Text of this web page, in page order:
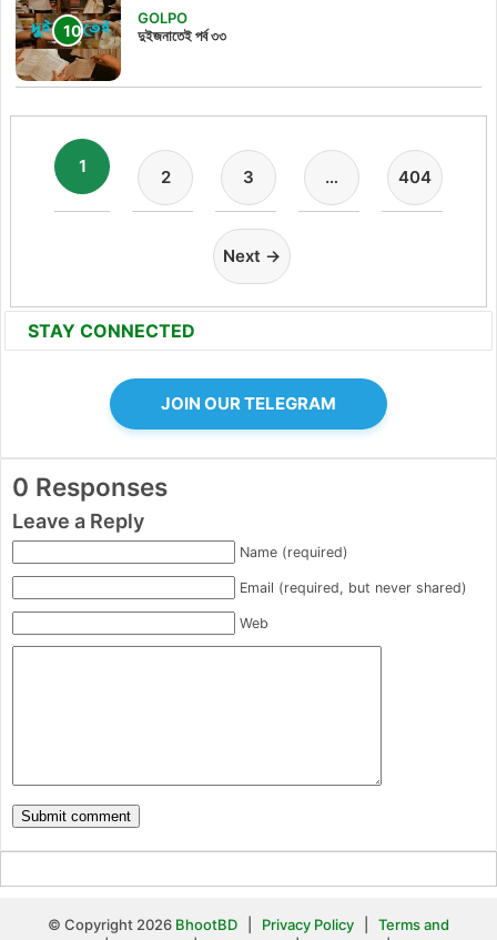
GOLPO
দুইজনাতেই পর্ব ৩৩
1
2 3 … 404
Next →
STAY CONNECTED
JOIN OUR TELEGRAM
0 Responses
Leave a Reply
Name (required)
Email (required, but never shared)
Web
© Copyright 2026 BhootBD Privacy Policy
Terms and